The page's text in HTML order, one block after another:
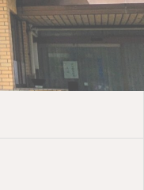
診療案内